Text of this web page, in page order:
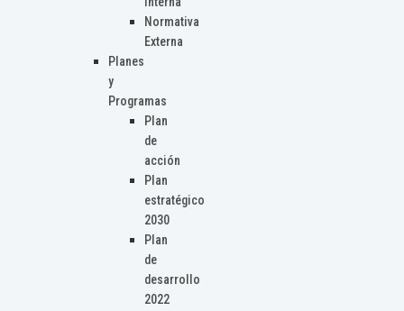
Normativa
Externa
Planes
y
Programas
Plan
de
acción
Plan
estratégico
2030
Plan
de
desarrollo
2022